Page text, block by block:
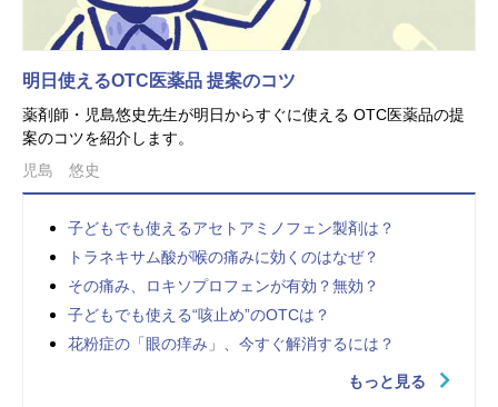
明日使えるOTC医薬品 提案のコツ
薬剤師・児島悠史先生が明日からすぐに使える OTC医薬品の提
案のコツを紹介します。
児島 悠史
子どもでも使えるアセトアミノフェン製剤は？
トラネキサム酸が喉の痛みに効くのはなぜ？
その痛み、ロキソプロフェンが有効？無効？
子どもでも使える“咳止め”のOTCは？
花粉症の「眼の痒み」、今すぐ解消するには？
もっと見る